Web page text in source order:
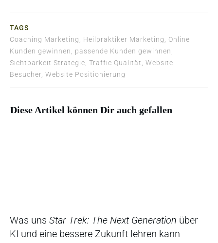
TAGS
Coaching Marketing, Heilpraktiker Marketing, Online
Kunden gewinnen, passende Kunden gewinnen,
Sichtbarkeit Strategie, Traffic Qualität, Website
Besucher, Website Positionierung
Diese Artikel können Dir auch gefallen
Was uns Star Trek: The Next Generation über
KI und eine bessere Zukunft lehren kann